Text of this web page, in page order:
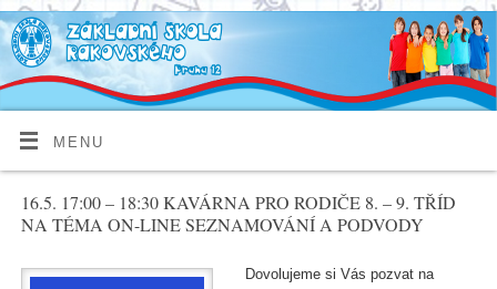
MENU
16.5. 17:00 – 18:30 KAVÁRNA PRO RODIČE 8. – 9. TŘÍD
NA TÉMA ON-LINE SEZNAMOVÁNÍ A PODVODY
Dovolujeme si Vás pozvat na